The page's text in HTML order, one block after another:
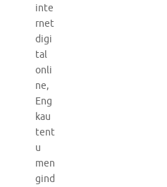
inte
rnet
digi
tal
onli
ne,
Eng
kau
tent
u
men
gind